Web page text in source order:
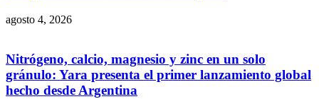
agosto 4, 2026
Nitrógeno, calcio, magnesio y zinc en un solo
gránulo: Yara presenta el primer lanzamiento global
hecho desde Argentina